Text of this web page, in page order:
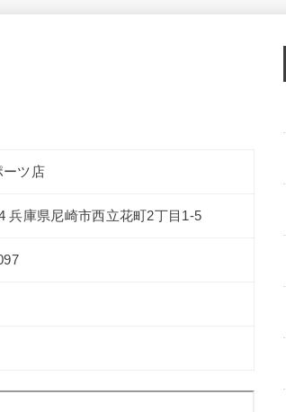
ーツ店
兵庫県尼崎市西立花町2丁目1-5